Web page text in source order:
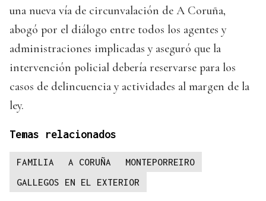
una nueva vía de circunvalación de A Coruña,
abogó por el diálogo entre todos los agentes y
administraciones implicadas y aseguró que la
intervención policial debería reservarse para los
casos de delincuencia y actividades al margen de la
ley.
Temas relacionados
FAMILIA A CORUÑA
MONTEPORREIRO
GALLEGOS EN EL EXTERIOR